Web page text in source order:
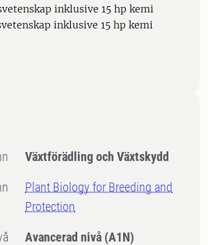
inklusive 15 hp kemi
inklusive 15 hp kemi
Växtförädling och Växtskydd
Plant Biology for Breeding and
Protection
Avancerad nivå (A1N)